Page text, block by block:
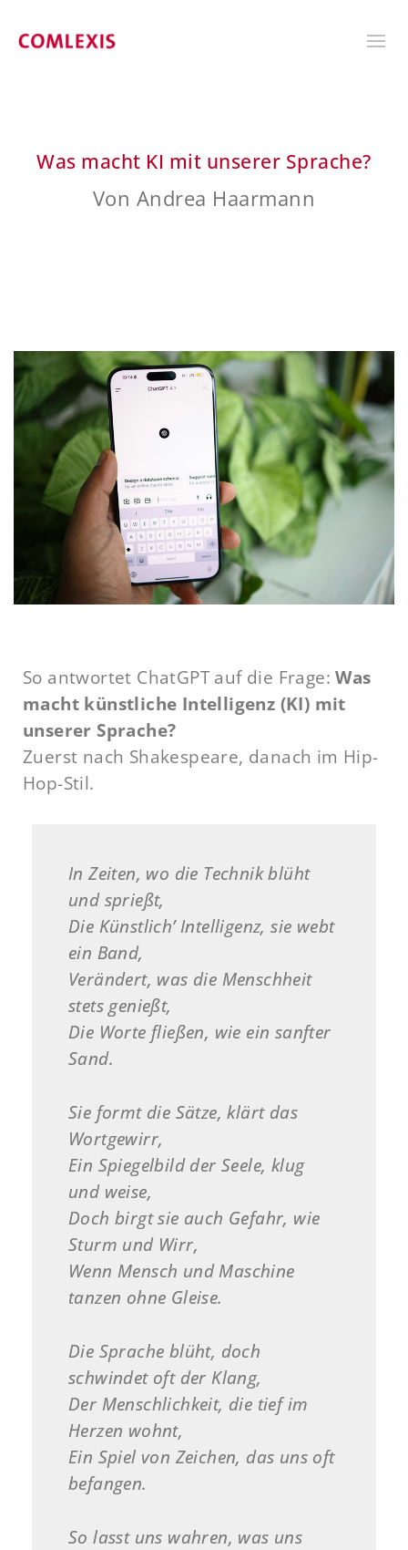
Was macht KI mit unserer Sprache?
Von Andrea Haarmann
So antwortet ChatGPT auf die Frage:Was
macht künstliche Intelligenz (KI) mit
unserer Sprache?
Zuerst nach Shakespeare, danach im Hip-
Hop-Stil.
In Zeiten, wo die Technik blüht
und sprießt,
Die Künstlich’ Intelligenz, sie webt
ein Band,
Verändert, was die Menschheit
stets genießt,
Die Worte fließen, wie ein sanfter
Sand.
Sie formt die Sätze, klärt das
Wortgewirr,
Ein Spiegelbild der Seele, klug
und weise,
Doch birgt sie auch Gefahr, wie
Sturm und Wirr,
Wenn Mensch und Maschine
tanzen ohne Gleise.
Die Sprache blüht, doch
schwindet oft der Klang,
Der Menschlichkeit, die tief im
Herzen wohnt,
Ein Spiel von Zeichen, das uns oft
befangen.
So lasst uns wahren, was uns